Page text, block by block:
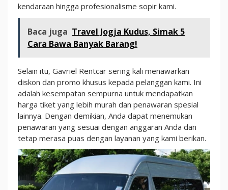
kendaraan hingga profesionalisme sopir kami.
Baca juga Travel Jogja Kudus, Simak 5
Cara Bawa Banyak Barang!
Selain itu, Gavriel Rentcar sering kali menawarkan
diskon dan promo khusus kepada pelanggan kami. Ini
adalah kesempatan sempurna untuk mendapatkan
harga tiket yang lebih murah dan penawaran spesial
lainnya. Dengan demikian, Anda dapat menemukan
penawaran yang sesuai dengan anggaran Anda dan
tetap merasa puas dengan layanan yang kami berikan.